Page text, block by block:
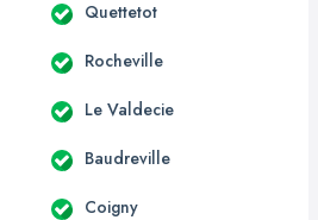
Quettetot
Rocheville
Le Valdecie
Baudreville
Coigny